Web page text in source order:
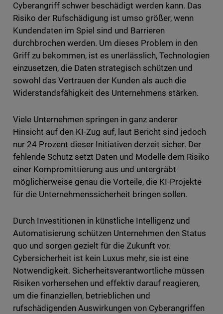
Cyberangriff schwer beschädigt werden kann. Das
Risiko der Rufschädigung ist umso größer, wenn
Kundendaten im Spiel sind und Barrieren
durchbrochen werden. Um dieses Problem in den
Griff zu bekommen, ist es unerlässlich, Technologien
einzusetzen, die Daten strategisch schützen und
sowohl das Vertrauen der Kunden als auch die
Widerstandsfähigkeit des Unternehmens stärken.
Viele Unternehmen springen in ganz anderer
Hinsicht auf den KI-Zug auf, laut Bericht sind jedoch
nur 24 Prozent dieser Initiativen derzeit sicher. Der
fehlende Schutz setzt Daten und Modelle dem Risiko
einer Kompromittierung aus und untergräbt
möglicherweise genau die Vorteile, die KI-Projekte
für die Unternehmenssicherheit bringen sollen.
Durch Investitionen in künstliche Intelligenz und
Automatisierung schützen Unternehmen den Status
quo und sorgen gezielt für die Zukunft vor.
Cybersicherheit ist kein Luxus mehr, sie ist eine
Notwendigkeit. Sicherheitsverantwortliche müssen
Risiken vorhersehen und effektiv darauf reagieren,
um die finanziellen, betrieblichen und
rufschädigenden Auswirkungen von Cyberangriffen